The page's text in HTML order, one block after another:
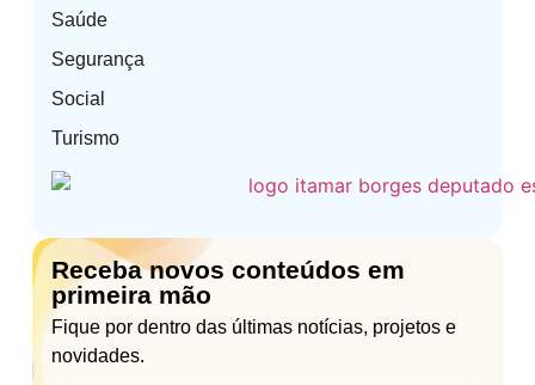
Saúde
Segurança
Social
Turismo
Receba novos conteúdos em
primeira mão
Fique por dentro das últimas notícias, projetos e
novidades.